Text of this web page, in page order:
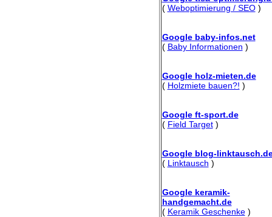
( Weboptimierung / SEO)
Google baby-infos.net
( Baby Informationen )
Google holz-mieten.de
( Holzmiete bauen?! )
Google ft-sport.de
( Field Target)
Google blog-
( Linktausch )
Google keramik-
handgemacht.de
( Keramik Geschenke)